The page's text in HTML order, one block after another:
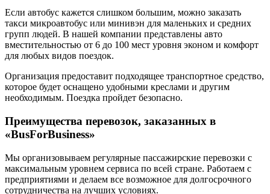
Если автобус кажется слишком большим, можно заказать
такси микроавтобус или минивэн для маленьких и средних
групп людей. В нашей компании представлены авто
вместительностью от 6 до 100 мест уровня эконом и комфорт
для любых видов поездок.
Организация предоставит подходящее транспортное средство,
которое будет оснащено удобными креслами и другим
необходимым. Поездка пройдет безопасно.
Преимущества перевозок, заказанных в
«BusForBusiness»
Мы организовываем регулярные пассажирские перевозки с
максимальным уровнем сервиса по всей стране. Работаем с
предприятиями и делаем все возможное для долгосрочного
сотрудничества на лучших условиях.